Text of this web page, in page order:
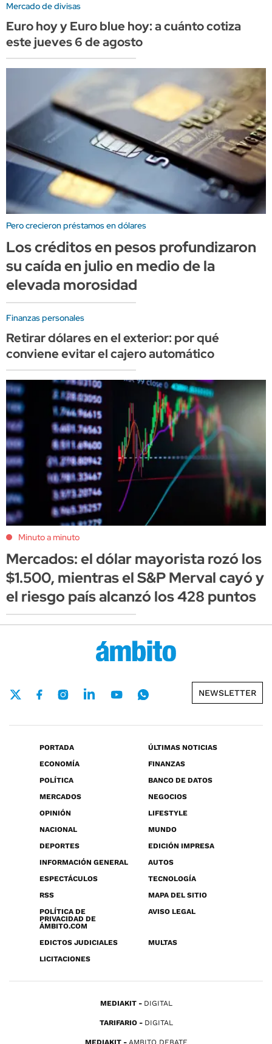
Mercado de divisas
Euro hoy y Euro blue hoy: a cuánto cotiza
este jueves 6 de agosto
Pero crecieron préstamos en dólares
Los créditos en pesos profundizaron
su caída en julio en medio de la
elevada morosidad
Finanzas personales
Retirar dólares en el exterior: por qué
conviene evitar el cajero automático
Minuto a minuto
Mercados: el dólar mayorista rozó los
$1.500, mientras el S&P Merval cayó y
el riesgo país alcanzó los 428 puntos
NEWSLETTER
PORTADA
ÚLTIMAS NOTICIAS
ECONOMÍA
FINANZAS
POLÍTICA
BANCO DE DATOS
MERCADOS
NEGOCIOS
OPINIÓN
LIFESTYLE
NACIONAL
MUNDO
DEPORTES
EDICIÓN IMPRESA
INFORMACIÓN GENERAL
AUTOS
ESPECTÁCULOS
TECNOLOGÍA
RSS
MAPA DEL SITIO
POLÍTICA DE
PRIVACIDAD DE
ÁMBITO.COM
AVISO LEGAL
EDICTOS JUDICIALES
MULTAS
LICITACIONES
MEDIAKIT DIGITAL
TARIFARIO DIGITAL
MEDIAKIT AMBITO DEBATE